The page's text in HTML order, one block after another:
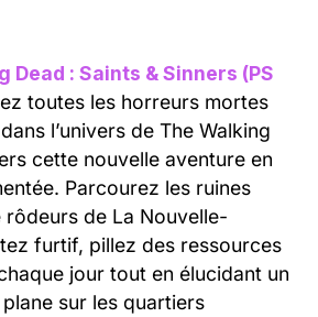
Dead : Saints & Sinners (PS
toutes les horreurs mortes
l’univers de The Walking
cette nouvelle aventure en
Parcourez les ruines
rôdeurs de La Nouvelle-
furtif, pillez des ressources
jour tout en élucidant un
sur les quartiers